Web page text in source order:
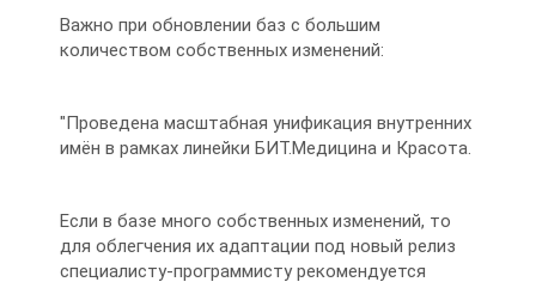
Важно при обновлении баз с большим
количеством собственных изменений:
"Проведена масштабная унификация внутренних
имён в рамках линейки БИТ.Медицина и Красота.
Если в базе много собственных изменений, то
для облегчения их адаптации под новый релиз
специалисту-программисту рекомендуется